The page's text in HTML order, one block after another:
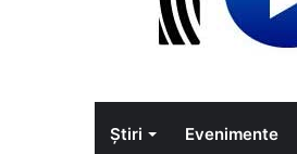
Știri Evenimente